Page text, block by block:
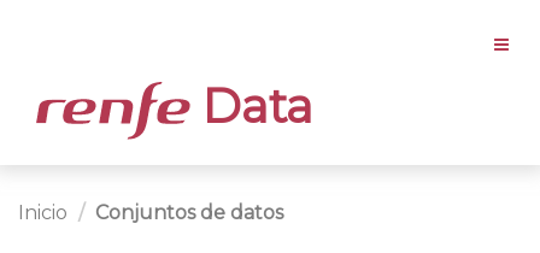
Data
Inicio Conjuntos de datos